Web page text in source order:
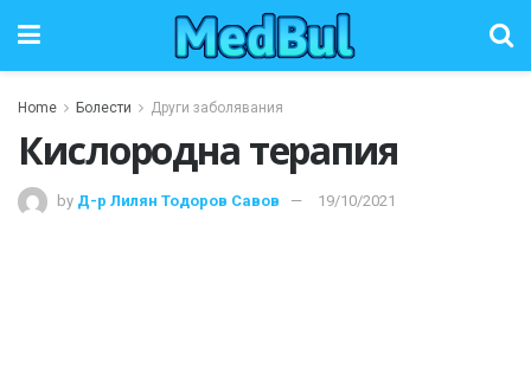
Home Болести Други заболявания
Кислородна терапия
by Д-р Лилян Тодоров Савов 19/10/2021